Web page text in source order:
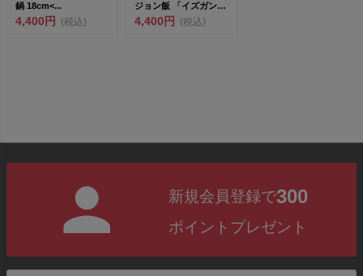
鍋 18cm<...
4,400円 (税込)
ジョン飯 「イズガンダ
のセンシ...
4,400円 (税込)
新規会員登録で300
ポイントプレゼント